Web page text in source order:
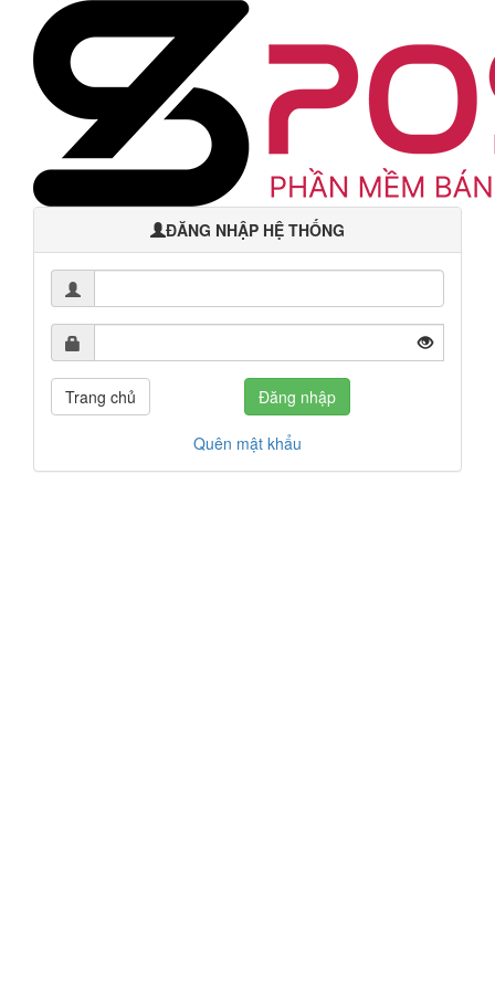
ĐĂNG NHẬP HỆ THỐNG
đăng
nhập
khẩu
Trang chủ
Đăng nhập
Quên mật khẩu